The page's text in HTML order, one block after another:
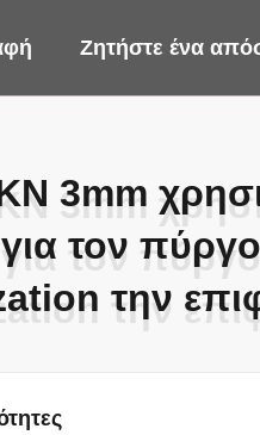
Ζητήστε ένα
3mm
τον
την
3mm
τον
την